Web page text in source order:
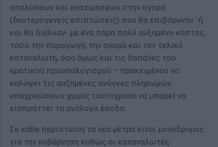
απολύσεων και ανατιμήσεων στην αγορά
(δευτερογενείς επιπτώσεις) που θα επιβάρυναν -ή
και θα διέλυαν- με ένα πάρα πολύ αυξημένο κόστος,
τόσο την παραγωγή, την αγορά και τον τελικό
καταναλωτή, όσο όμως και τις δαπάνες του
κρατικού προϋπολογισμού – προκειμένου να
καλύψει τις αυξημένες ανάγκες πληρωμών
υποχρεώσεων χωρίς ταυτόχρονα να μπορεί να
εισπράττει τα ανάλογα έσοδα.
Σε κάθε περίπτωση τα νέα μέτρα είναι μονόδρομος
για την κυβέρνηση καθώς οι καταναλωτές